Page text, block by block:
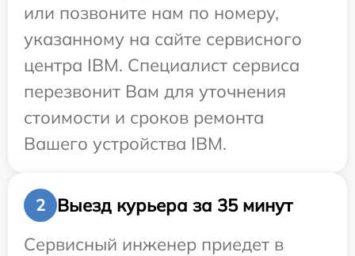
или позвоните нам по номеру,
указанному на сайте сервисного
центра IBM. Специалист сервиса
перезвонит Вам для уточнения
стоимости и сроков ремонта
Вашего устройства IBM.
2
Выезд курьера за 35 минут
Сервисный инженер приедет в